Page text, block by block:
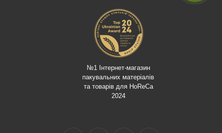
№1 Інтернет-магазин
пакувальних матеріалів
та товарів для HoReCa
2024